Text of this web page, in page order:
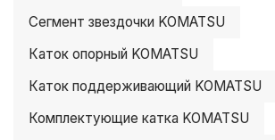
Сегмент звездочки KOMATSU
Каток опорный KOMATSU
Каток поддерживающий KOMATSU
Комплектующие катка KOMATSU